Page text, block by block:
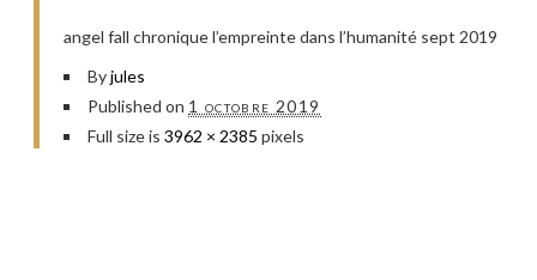
angel fall chronique l’empreinte dans l’humanité sept 2019
Byjules
Published on 1 octobre 2019
Full size is 3962 × 2385 pixels